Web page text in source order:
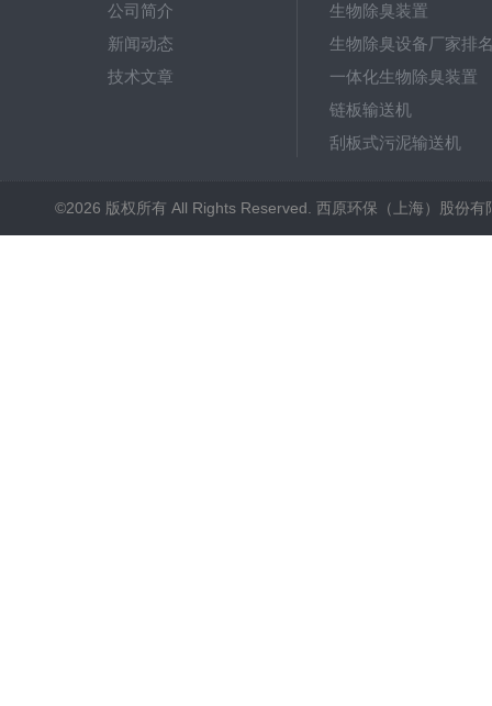
公司简介
新闻动态
技术文章
生物除臭装置
生物除臭设备厂家排
一体化生物除臭装置
链板输送机
刮板式污泥输送机
©2026 版权所有 All Rights Reserved. 西原环保（上海）股份